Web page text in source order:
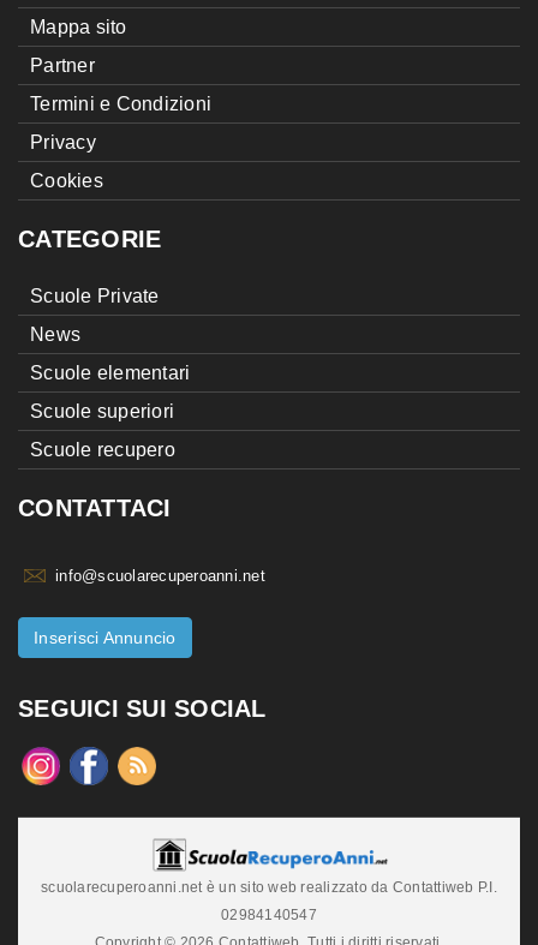
Mappa sito
Partner
Termini e Condizioni
Privacy
Cookies
CATEGORIE
Scuole Private
News
Scuole elementari
Scuole superiori
Scuole recupero
CONTATTACI
info@scuolarecuperoanni.net
Inserisci Annuncio
SEGUICI SUI SOCIAL
scuolarecuperoanni.net è un sito web realizzato da Contattiweb P.I.
02984140547